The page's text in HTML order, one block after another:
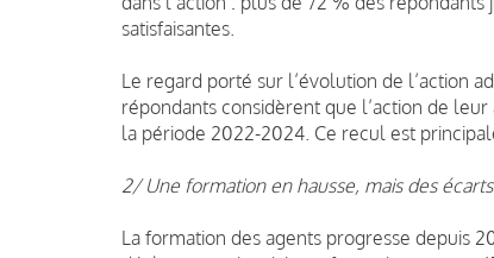
satisfaisantes.
Le regard porté sur l’évolution de l’action
répondants considèrent que l’action de
la période 2022-2024. Ce recul est
2/ Une formation en hausse, mais des
La formation des agents progresse depuis